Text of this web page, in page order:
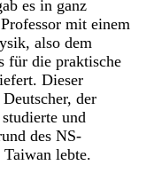
es in ganz
mit einem
also dem
für die praktische
Dieser
der
und
des NS-
lebte.